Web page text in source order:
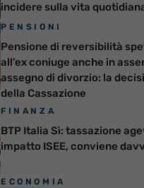
incidere sulla vita
PENSIONI
Pensione di reversibilità
all’ex coniuge anche in
assegno di divorzio: la
della Cassazione
FINANZA
BTP Italia Sì: tassazione
impatto ISEE, conviene
ECONOMIA